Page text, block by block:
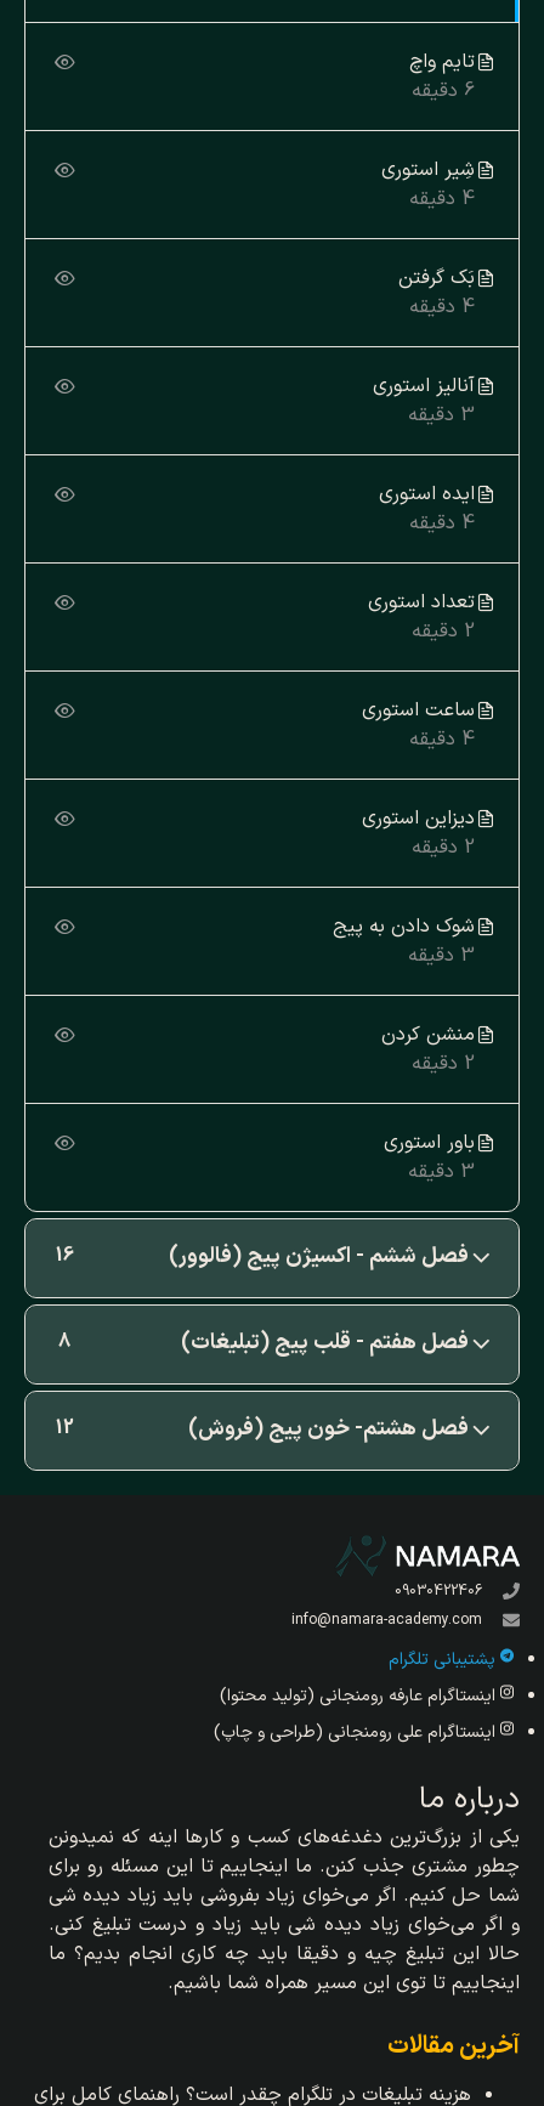
تایم واچ
6 دقیقه
شِیر استوری
4 دقیقه
بَک گرفتن
4 دقیقه
آنالیز استوری
3 دقیقه
ایده استوری
4 دقیقه
تعداد استوری
2 دقیقه
ساعت استوری
4 دقیقه
دیزاین استوری
2 دقیقه
شوک دادن به پیج
3 دقیقه
منشن کردن
2 دقیقه
باور استوری
3 دقیقه
فصل ششم - اکسیژن پیج (فالوور) 16
فصل هفتم - قلب پیج (تبلیغات) 8
فصل هشتم- خون پیج (فروش) 12
09030422406
info@namara-academy.com
پشتیبانی تلگرام
اینستاگرام عارفه رومنجانی (تولید محتوا)
اینستاگرام علی رومنجانی (طراحی و چاپ)
درباره ما
یکی از بزرگ‌ترین دغدغه‌های کسب و کارها اینه که نمیدونن
چطور مشتری جذب کنن. ما اینجاییم تا این مسئله رو برای
شما حل کنیم. اگر می‌خوای زیاد بفروشی باید زیاد دیده شی
و اگر می‌خوای زیاد دیده شی باید زیاد و درست تبلیغ کنی.
حالا این تبلیغ چیه و دقیقا باید چه کاری انجام بدیم؟ ما
اینجاییم تا توی این مسیر همراه شما باشیم.
آخرین مقالات
هزینه تبلیغات در تلگرام چقدر است؟ راهنمای کامل برای